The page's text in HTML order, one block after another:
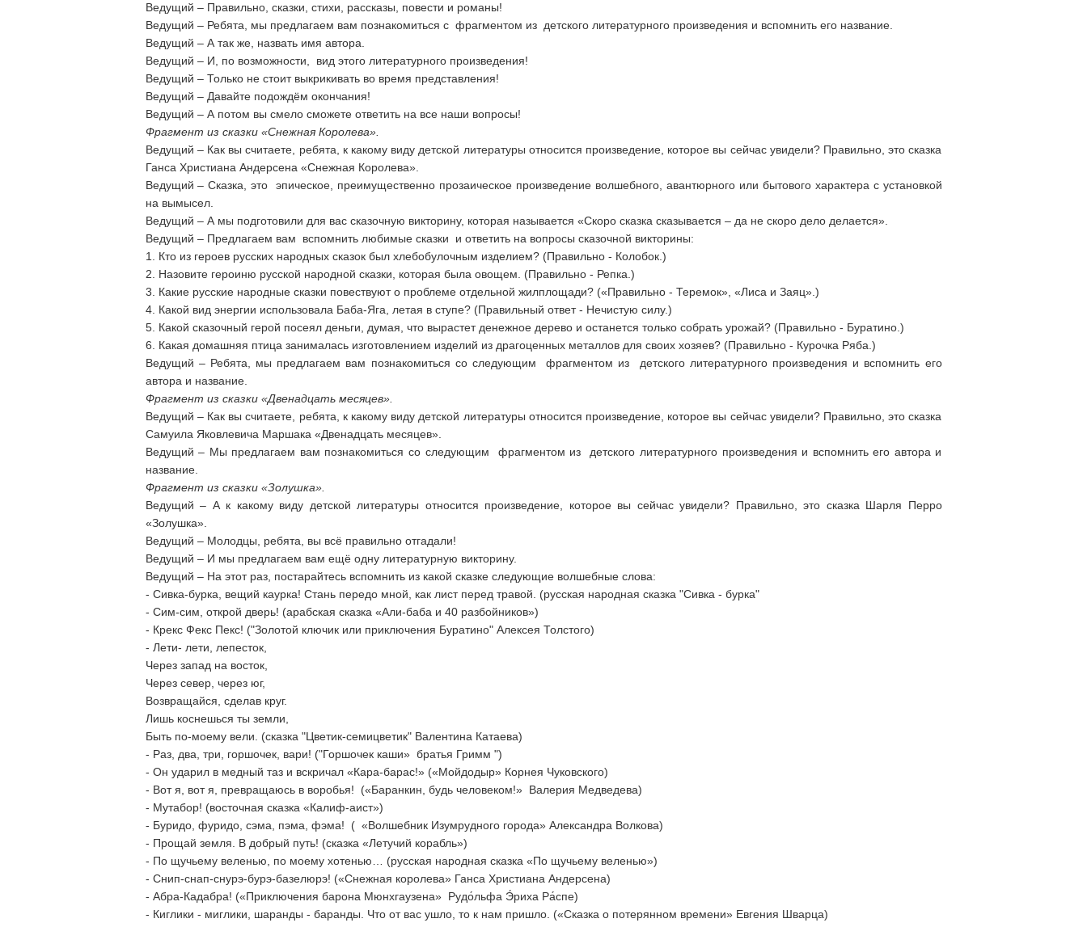
Ведущий – Правильно, сказки, стихи, рассказы, повести и романы!
Ведущий – Ребята, мы предлагаем вам познакомиться с фрагментом из детского литературного произведения и вспомнить его название.
Ведущий – А так же, назвать имя автора.
Ведущий – И, по возможности, вид этого литературного произведения!
Ведущий – Только не стоит выкрикивать во время представления!
Ведущий – Давайте подождём окончания!
Ведущий – А потом вы смело сможете ответить на все наши вопросы!
Фрагмент из сказки «Снежная Королева».
Ведущий – Как вы считаете, ребята, к какому виду детской литературы относится произведение, которое вы сейчас увидели? Правильно, это сказка
Ганса Христиана Андерсена «Снежная Королева».
Ведущий – Сказка, это эпическое, преимущественно прозаическое произведение волшебного, авантюрного или бытового характера с установкой
на вымысел.
Ведущий – А мы подготовили для вас сказочную викторину, которая называется «Скоро сказка сказывается – да не скоро дело делается».
Ведущий – Предлагаем вам вспомнить любимые сказки и ответить на вопросы сказочной викторины:
1. Кто из героев русских народных сказок был хлебобулочным изделием? (Правильно - Колобок.)
2. Назовите героиню русской народной сказки, которая была овощем. (Правильно - Репка.)
3. Какие русские народные сказки повествуют о проблеме отдельной жилплощади? («Правильно - Теремок», «Лиса и Заяц».)
4. Какой вид энергии использовала Баба-Яга, летая в ступе? (Правильный ответ - Нечистую силу.)
5. Какой сказочный герой посеял деньги, думая, что вырастет денежное дерево и останется только собрать урожай? (Правильно - Буратино.)
6. Какая домашняя птица занималась изготовлением изделий из драгоценных металлов для своих хозяев? (Правильно - Курочка Ряба.)
Ведущий – Ребята, мы предлагаем вам познакомиться со следующим фрагментом из детского литературного произведения и вспомнить его
автора и название.
Фрагмент из сказки «Двенадцать месяцев».
Ведущий – Как вы считаете, ребята, к какому виду детской литературы относится произведение, которое вы сейчас увидели? Правильно, это сказка
Самуила Яковлевича Маршака «Двенадцать месяцев».
Ведущий – Мы предлагаем вам познакомиться со следующим фрагментом из детского литературного произведения и вспомнить его автора и
название.
Фрагмент из сказки «Золушка».
Ведущий – А к какому виду детской литературы относится произведение, которое вы сейчас увидели? Правильно, это сказка Шарля Перро
«Золушка».
Ведущий – Молодцы, ребята, вы всё правильно отгадали!
Ведущий – И мы предлагаем вам ещё одну литературную викторину.
Ведущий – На этот раз, постарайтесь вспомнить из какой сказке следующие волшебные слова:
- Сивка-бурка, вещий каурка! Стань передо мной, как лист перед травой. (русская народная сказка "Сивка - бурка"
- Сим-сим, открой дверь! (арабская сказка «Али-баба и 40 разбойников»)
- Крекс Фекс Пекс! ("Золотой ключик или приключения Буратино" Алексея Толстого)
- Лети- лети, лепесток,
Через запад на восток,
Через север, через юг,
Возвращайся, сделав круг.
Лишь коснешься ты земли,
Быть по-моему вели. (сказка "Цветик-семицветик" Валентина Катаева)
- Раз, два, три, горшочек, вари! ("Горшочек каши» братья Гримм ")
- Он ударил в медный таз и вскричал «Кара-барас!» («Мойдодыр» Корнея Чуковского)
- Вот я, вот я, превращаюсь в воробья! («Баранкин, будь человеком!» Валерия Медведева)
- Мутабор! (восточная сказка «Калиф-аист»)
- Буридо, фуридо, сэма, пэма, фэма! ( «Волшебник Изумрудного города» Александра Волкова)
- Прощай земля. В добрый путь! (сказка «Летучий корабль»)
- По щучьему веленью, по моему хотенью… (русская народная сказка «По щучьему веленью»)
- Снип-снап-снурэ-бурэ-базелюрэ! («Снежная королева» Ганса Христиана Андерсена)
- Абра-Кадабра! («Приключения барона Мюнхгаузена» Рудо́льфа Э́риха Ра́спе)
- Киглики - миглики, шаранды - баранды. Что от вас ушло, то к нам пришло. («Сказка о потерянном времени» Евгения Шварца)